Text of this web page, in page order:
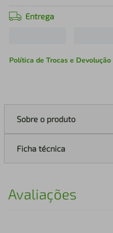
Entrega
Política de Trocas e Devolução
Sobre o produto
Ficha técnica
Avaliações